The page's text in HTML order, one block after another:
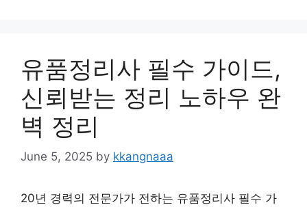
유품정리사 필수 가이드,
신뢰받는 정리 노하우 완
벽 정리
June 5, 2025 by kkangnaaa
20년 경력의 전문가가 전하는 유품정리사 필수 가